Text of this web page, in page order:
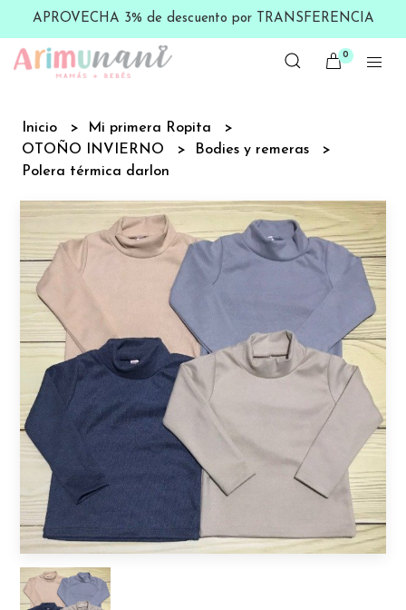
APROVECHA 3% de descuento por TRANSFERENCIA
0
Inicio
Mi primera Ropita
OTOÑO INVIERNO
Bodies y remeras
Polera térmica darlon